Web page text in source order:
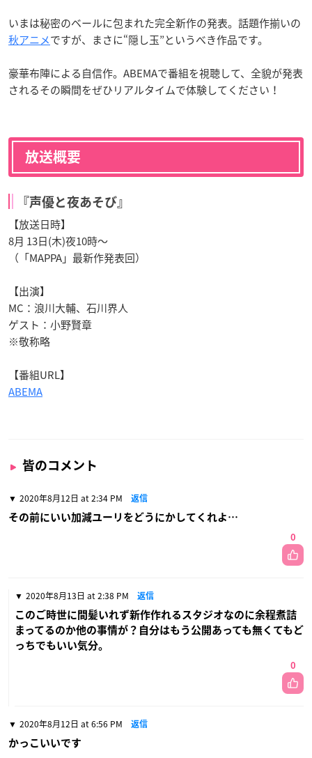
いまは秘密のベールに包まれた完全新作の発表。話題作揃いの
秋アニメですが、まさに“隠し玉”というべき作品です。
豪華布陣による自信作。ABEMAで番組を視聴して、全貌が発表
されるその瞬間をぜひリアルタイムで体験してください！
放送概要
『声優と夜あそび』
【放送日時】
8月 13日(木)夜10時〜
（「MAPPA」最新作発表回）
【出演】
MC：浪川大輔、石川界人
ゲスト：小野賢章
※敬称略
【番組URL】
ABEMA
皆のコメント
2020年8月12日 at 2:34 PM 返信
その前にいい加減ユーリをどうにかしてくれよ…
0
2020年8月13日 at 2:38 PM 返信
このご時世に間髪いれず新作作れるスタジオなのに余程煮詰
まってるのか他の事情が？自分はもう公開あっても無くてもど
っちでもいい気分。
0
2020年8月12日 at 6:56 PM 返信
かっこいいです